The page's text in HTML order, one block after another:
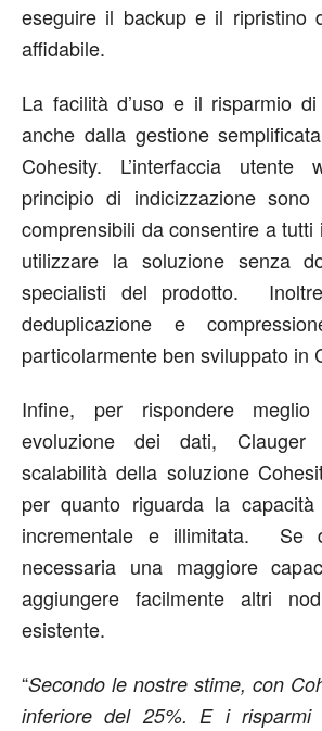
eseguire il backup e il ripristino
affidabile.
La facilità d’uso e il risparmio
anche dalla gestione
Cohesity. L’interfaccia
principio di indicizzazione sono
comprensibili da consentire a tutti
utilizzare la soluzione senza
specialisti del prodotto.
deduplicazione e
particolarmente ben sviluppato in
Infine, per rispondere
evoluzione dei dati, Clauger
scalabilità della soluzione
per quanto riguarda la
incrementale e illimitata. Se
necessaria una maggiore
aggiungere facilmente altri
esistente.
“Secondo le nostre stime, con
inferiore del 25%. E i risparmi